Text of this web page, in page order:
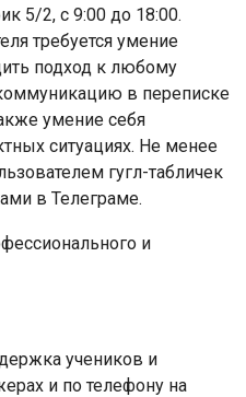
5/2, с 9:00 до 18:00.
требуется умение
подход к любому
в переписке
умение себя
ситуациях. Не менее
гугл-табличек
в Телеграме.
и
учеников и
и по телефону на